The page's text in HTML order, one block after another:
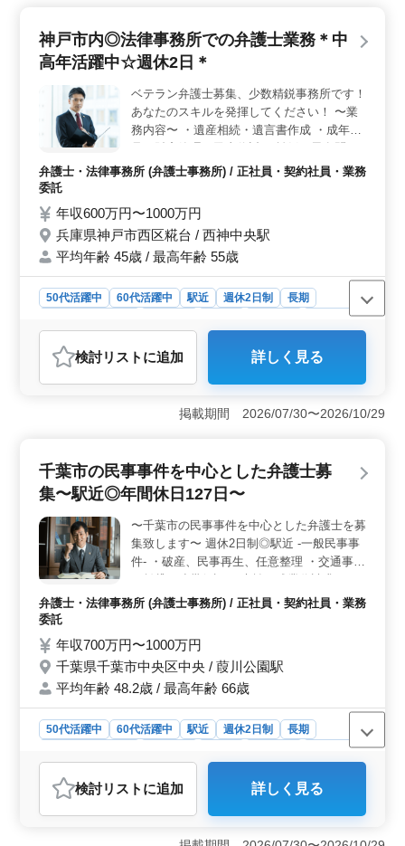
借関係や損害賠償請求、債権回収、不動産問題など多岐
にわたる案件に対応できるため、これまでの豊富な経験
やすい職場環境＞ アットホームな環境で働きやすく、
残業も少なめです。週休2日制で土日祝日が休みのため、
ワークライフバランスが良好です。
神戸市内◎法律事務所での弁護士業務＊中
高年活躍中☆週休2日＊
ベテラン弁護士募集、少数精鋭事務所です！
あなたのスキルを発揮してください！ 〜業
務内容〜 ・遺産相続・遺言書作成 ・成年後
見・財産管理・民事信託 ・離婚・男女問
題・親子問題 ・借金 ・交通事故 ・不動産問
費実費支給 ・残業少なめ 中高年絶賛活躍
中！ 採用にご年齢は関係ありません！ 皆さ
んのご応募お待ちしております☆
弁護士・法律事務所 (弁護士事務所) / 正社員・契約社員・業務
委託
年収600万円〜1000万円
兵庫県神戸市西区糀台 / 西神中央駅
平均年齢 45歳 / 最高年齢 55歳
50代活躍中 60代活躍中 駅近 週休2日制
長期
業務委託
おすすめポイント
＜職場環境＞ 少数精鋭の法律事務所であり、和やかな
雰囲気の職場です。残業が少なく、週休2日制で働きやす
い環境です。中高年が活躍する事務所であり、年齢を問
務を担当します。中小企業サポートや消費者問題にも対
応します。豊富な経験を活かして、多様な案件に取り組
安心です。通勤手当も実費支給されます。個人受任可能
で、弁護士費用は事務所が負担します。福利厚生・サポ
ート体制が充実しているため、長期的に働ける環境が整
っています。
検討リスト に追加 詳しく見る
掲載期間 2026/07/30〜2026/10/29
千葉市の民事事件を中心とした弁護士募
集〜駅近◎年間休日127日〜
〜千葉市の民事事件を中心とした弁護士を募
集致します〜 週休2日制◎駅近 -一般民事事
件- ・破産、民事再生、任意整理 ・交通事故
動産問題 ・売買代金請求 ・B型肝炎訴訟 ・
の虐待 ・高齢者・障害者の財産管理 相談し
やすい雰囲気づくりに努めております！ 現
在50歳以上も活躍している企業です。 ぜひ
今までの経験を活かして頂ける方のご応募お
待ちしております☆
弁護士・法律事務所 (弁護士事務所) / 正社員・契約社員・業務
委託
年収700万円〜1000万円
千葉県千葉市中央区中央 / 葭川公園駅
平均年齢 48.2歳 / 最高年齢 66歳
50代活躍中 60代活躍中 駅近 週休2日制
長期
業務委託
おすすめポイント
＜働きやすさ＞ この求人は、年間休日127日で、土日祝
が休みなので、ワークライフバランスを重視する方に適
検討リスト に追加 詳しく見る